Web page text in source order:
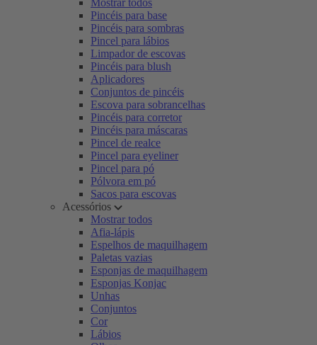
Mostrar todos
Pincéis para base
Pincéis para sombras
Pincel para lábios
Limpador de escovas
Pincéis para blush
Aplicadores
Conjuntos de pincéis
Escova para sobrancelhas
Pincéis para corretor
Pincéis para máscaras
Pincel de realce
Pincel para eyeliner
Pincel para pó
Pólvora em pó
Sacos para escovas
Acessórios
Mostrar todos
Afia-lápis
Espelhos de maquilhagem
Paletas vazias
Esponjas de maquilhagem
Esponjas Konjac
Unhas
Conjuntos
Cor
Lábios